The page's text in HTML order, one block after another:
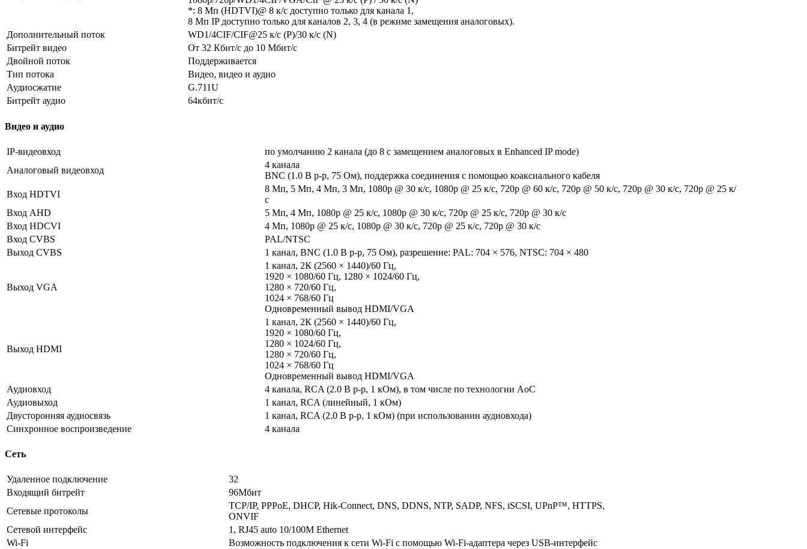
*: 8 Мп (HDTVI)@ 8 к/с доступно только для канала 1,
8 Мп IP доступно только для каналов 2, 3, 4 (в режиме замещения аналоговых).
Дополнительный поток
WD1/4CIF/CIF@25 к/с (P)/30 к/с (N)
Битрейт видео
От 32 Кбит/с до 10 Мбит/с
Двойной поток
Поддерживается
Тип потока
Видео, видео и аудио
Аудиосжатие
G.711U
Битрейт аудио
64кбит/с
Видео и аудио
IP-видеовход
по умолчанию 2 канала (до 8 с замещением аналоговых в Enhanced IP mode)
Аналоговый видеовход
4 канала
BNC (1.0 В p-p, 75 Ом), поддержка соединения с помощью коаксиального кабеля
Вход HDTVI
8 Мп, 5 Мп, 4 Мп, 3 Мп, 1080p @ 30 к/с, 1080p @ 25 к/с, 720p @ 60 к/с, 720p @ 50 к/с, 720p @ 30 к/с, 720p @ 25 к/
с
Вход AHD
5 Мп, 4 Мп, 1080p @ 25 к/с, 1080p @ 30 к/с, 720p @ 25 к/с, 720p @ 30 к/с
Вход HDCVI
4 Мп, 1080p @ 25 к/с, 1080p @ 30 к/с, 720p @ 25 к/с, 720p @ 30 к/с
Вход CVBS
PAL/NTSC
Выход CVBS
1 канал, BNC (1.0 В p-p, 75 Ом), разрешение: PAL: 704 × 576, NTSC: 704 × 480
Выход VGA
1 канал, 2К (2560 × 1440)/60 Гц,
1920 × 1080/60 Гц, 1280 × 1024/60 Гц,
1280 × 720/60 Гц,
1024 × 768/60 Гц
Одновременный вывод HDMI/VGA
Выход HDMI
1 канал, 2К (2560 × 1440)/60 Гц,
1920 × 1080/60 Гц,
1280 × 1024/60 Гц,
1280 × 720/60 Гц,
1024 × 768/60 Гц
Одновременный вывод HDMI/VGA
Аудиовход
4 канала, RCA (2.0 В p-p, 1 кОм), в том числе по технологии AoC
Аудиовыход
1 канал, RCA (линейный, 1 кОм)
Двусторонняя аудиосвязь
1 канал, RCA (2.0 В p-p, 1 кОм) (при использовании аудиовхода)
Синхронное воспроизведение
4 канала
Сеть
Удаленное подключение
32
Входящий битрейт
96Мбит
Сетевые протоколы
TCP/IP, PPPoE, DHCP, Hik-Connect, DNS, DDNS, NTP, SADP, NFS, iSCSI, UPnP™, HTTPS,
ONVIF
Сетевой интерфейс
1, RJ45 auto 10/100M Ethernet
Wi-Fi
Возможность подключения к сети Wi-Fi с помощью Wi-Fi-адаптера через USB-интерфейс